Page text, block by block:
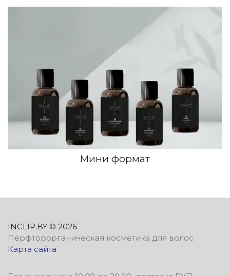
Мини формат
INCLIP.BY © 2026
Перфторорганическая косметика для волос
Карта сайта